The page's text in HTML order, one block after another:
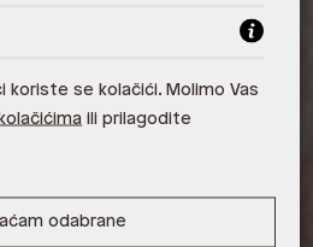
Dostupno
koriste se kolačići. Molimo Vas
ili prilagodite
odabrane